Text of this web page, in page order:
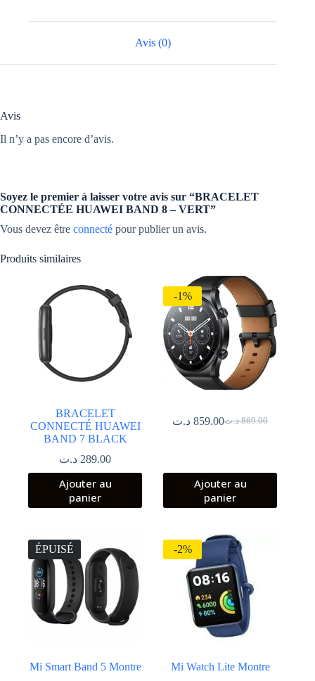
Avis (0)
Avis
Il n’y a pas encore d’avis.
Soyez le premier à laisser votre avis sur “BRACELET
CONNECTÉE HUAWEI BAND 8 – VERT”
Vous devez être connecté pour publier un avis.
Produits similaires
BRACELET
CONNECTÉ HUAWEI
BAND 7 BLACK
289.00 د.ت
Ajouter au
panier
-1%
869.00 د.تLe
859.00 د.ت
Le
Ajouter au
panier
ÉPUISÉ
Mi Smart Band 5 Montre
-2%
Mi Watch Lite Montre